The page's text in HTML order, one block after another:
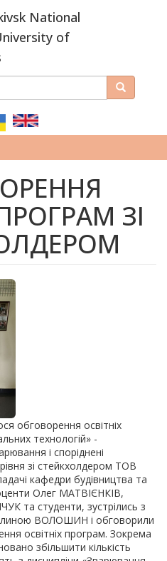
National
of
Search
ЗІ
обговорення освітніх
технологій» -
і споріднені
зі стейкхолдером ТОВ
кафедри будівництва та
Олег МАТВІЄНКІВ,
та студенти, зустрілись з
ВОЛОШИН і обговорили
освітніх програм. Зокрема
збільшити кількість